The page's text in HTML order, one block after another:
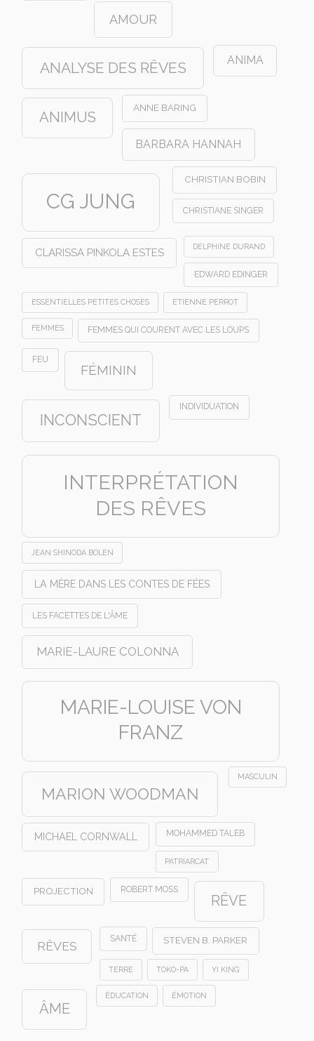
AMOUR
ANALYSE DES RÊVES ANIMA
ANIMUS
ANNE BARING
BARBARA HANNAH
CG JUNG
CHRISTIAN BOBIN
CHRISTIANE SINGER
CLARISSA PINKOLA ESTES DELPHINE DURAND
EDWARD EDINGER
ESSENTIELLES PETITES CHOSES ETIENNE PERROT
FEMMES FEMMES QUI COURENT AVEC LES LOUPS
FEU
FÉMININ
INCONSCIENT
INDIVIDUATION
INTERPRÉTATION
DES RÊVES
JEAN SHINODA BOLEN
LA MÈRE DANS LES CONTES DE FÉES
LES FACETTES DE L'ÂME
MARIE-LAURE COLONNA
MARIE-LOUISE VON
FRANZ
MARION WOODMAN
MASCULIN
MICHAEL CORNWALL MOHAMMED TALEB
PATRIARCAT
PROJECTION ROBERT MOSS
RÊVE
RÊVES
SANTÉ STEVEN B. PARKER
TERRE TOKO-PA YI KING
ÂME
ÉDUCATION ÉMOTION